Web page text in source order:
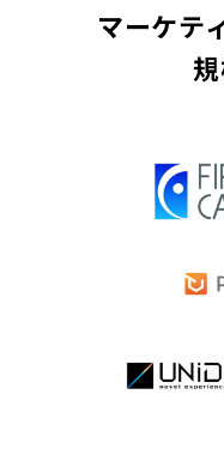
マーケテ